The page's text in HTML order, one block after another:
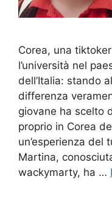
Corea, una
l’università nel
dell’Italia: stando
differenza
giovane ha scelto
proprio in Corea
un’esperienza
Martina,
wackymarty, ha …